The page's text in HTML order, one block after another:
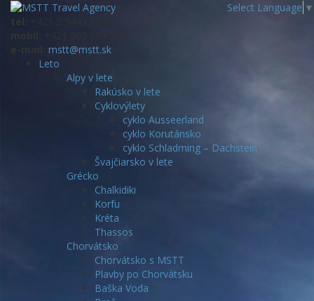
Select Language ▼
tel:
mstt@mstt.sk
Leto
Alpy v lete
Rakúsko v lete
Cyklovýlety
cyklo Ausseerland
cyklo Korutánsko
cyklo Schladming – Dachstein
Švajčiarsko v lete
Grécko
Chalkidiki
Korfu
Kréta
Thassos
Chorvátsko
Chorvátsko s MSTT
Plavby po Chorvátsku
Baška Voda